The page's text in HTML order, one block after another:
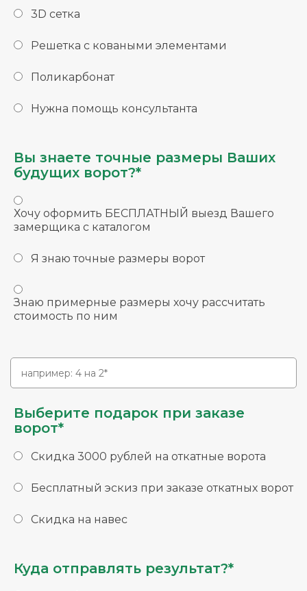
3D сетка
Решетка с коваными элементами
Поликарбонат
Нужна помощь консультанта
Вы знаете точные размеры Ваших
будущих ворот?*
Хочу оформить БЕСПЛАТНЫЙ выезд Вашего
замерщика с каталогом
Я знаю точные размеры ворот
Знаю примерные размеры хочу рассчитать
стоимость по ним
Выберите подарок при заказе
ворот*
Скидка 3000 рублей на откатные ворота
Бесплатный эскиз при заказе откатных ворот
Скидка на навес
Куда отправлять результат?*